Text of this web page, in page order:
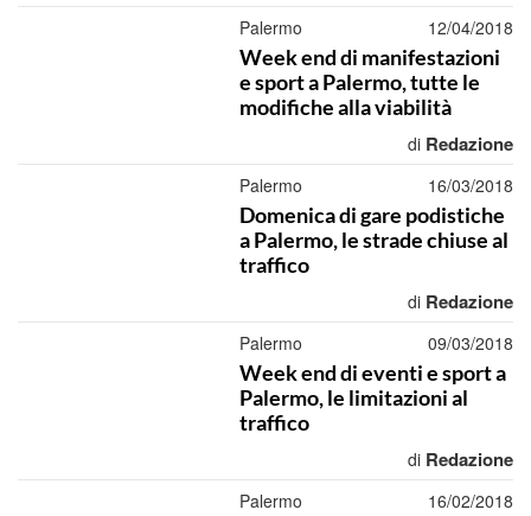
Palermo 12/04/2018
Week end di manifestazioni
e sport a Palermo, tutte le
modifiche alla viabilità
di Redazione
Palermo 16/03/2018
Domenica di gare podistiche
a Palermo, le strade chiuse al
traffico
di Redazione
Palermo 09/03/2018
Week end di eventi e sport a
Palermo, le limitazioni al
traffico
di Redazione
Palermo 16/02/2018